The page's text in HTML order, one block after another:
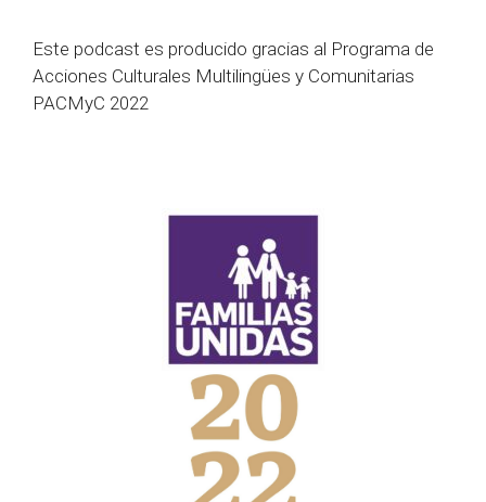
Este podcast es producido gracias al Programa de
Acciones Culturales Multilingües y Comunitarias
PACMyC 2022